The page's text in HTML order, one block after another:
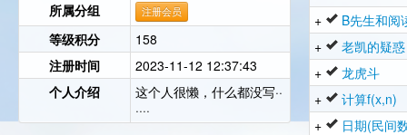
所属分组
注册会员
等级积分
158
注册时间
2023-11-12 12:37:43
个人介绍
这个人很懒，什么都没写··
····
+
B先生和阅
+
老凯的疑惑
+
龙虎斗
+
计算f(x,n)
+
日期(民间